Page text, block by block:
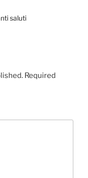
saluti
Required